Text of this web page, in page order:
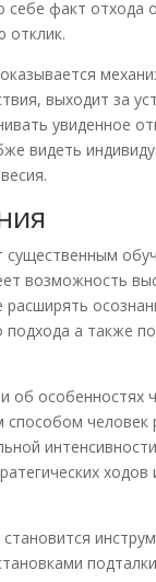
факт отхода
отклик.
выходит за
увиденное
видеть
существенным
возможность
подхода а также
об особенностях
человек